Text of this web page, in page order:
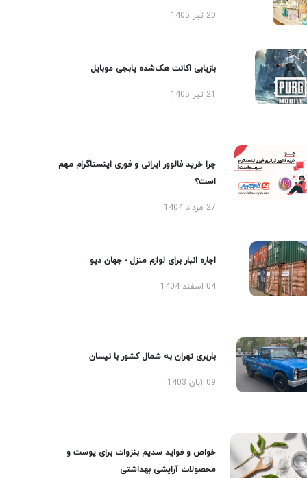
20 تیر 1405
بازیابی اکانت هک‌شده پابجی موبایل
چرا خرید فالوور ایرانی و فوری اینستاگرام مهم
است؟
27 مرداد 1404
اجاره انبار برای لوازم منزل - جهان دپو
04 اسفند 1404
باربری تهران به شمال کشور با نیسان
09 آبان 1403
خواص و فواید سدیم بنزوات برای پوست و
محصولات آرایشی بهداشتی